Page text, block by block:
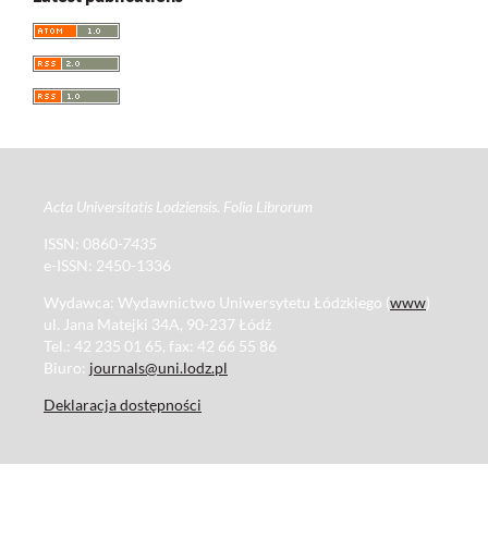
Acta Universitatis Lodziensis. Folia Librorum
ISSN: 0860-7435
e-ISSN: 2450-1336
Wydawca: Wydawnictwo Uniwersytetu Łódzkiego (www)
ul. Jana Matejki 34A, 90-237 Łódź
Tel.: 42 235 01 65, fax: 42 66 55 86
Biuro: journals@uni.lodz.pl
Deklaracja dostępności